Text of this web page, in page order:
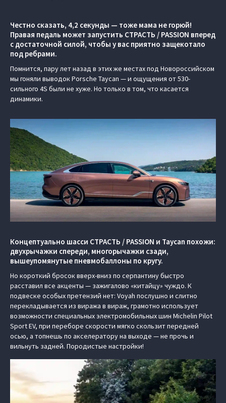
Честно сказать, 4,2 секунды — тоже мама не горюй!
Правая педаль может запустить СТРАСТЬ / PASSION вперед
с достаточной силой, чтобы у вас приятно защекотало
под ребрами.
Помнится, пару лет назад в этих же местах под Новороссийском
мы гоняли выводок Porsche Taycan — и ощущения от 530-
сильного 4S были не хуже. Но только в том, что касается
динамики.
Концептуально шасси СТРАСТЬ / PASSION и Taycan похожи:
двухрычажки спереди, многорычажки сзади,
вышеупомянутые пневмобаллоны по кругу.
Но короткий бросок вверх-вниз по серпантину быстро
расставил все акценты — зажигалово «китайцу» чуждо. К
подвеске особых претензий нет: Voyah послушно и слитно
перекладывается из виража в вираж, грамотно использует
возможности специальных электромобильных шин Michelin Pilot
Sport EV, при переборе скорости мягко скользит передней
осью, а топнешь по акселератору на выходе — не прочь и
вильнуть задней. Породистые настройки!